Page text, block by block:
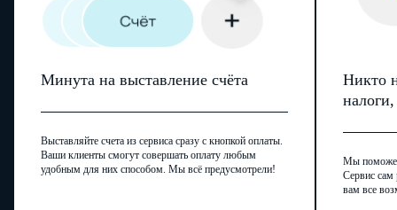
Минута на выставление счёта
Выставляйте счета из сервиса сразу с кнопкой оплаты.
Ваши клиенты смогут совершать оплату любым
удобным для них способом. Мы всё предусмотрели!
Никто
Мы
Сервис сам
вам все